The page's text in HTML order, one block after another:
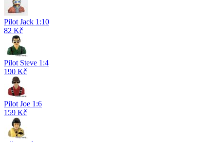
Pilot Jack 1:10
82 Kč
Pilot Steve 1:4
190 Kč
Pilot Joe 1:6
159 Kč